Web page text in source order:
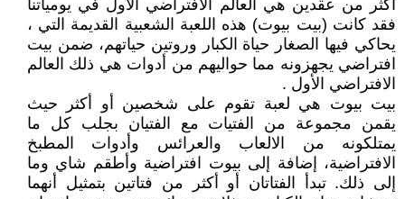
اكثر من عقدين هي العالم الافتراضي الأول في يومياتنا
فقد كانت (بيت بيوت) هذه اللعبة الشعبية القديمة التي ،
يحاكي فيها الصغار حياة الكبار وروتين حياتهم، ضمن بيت
افتراضي يجهزونه مما حواليهم من أدوات هي ذلك العالم
الافتراضي الأول .
بيت بيوت هي لعبة تقوم على شخصين أو أكثر حيث
يقمن مجموعة من الفتيات مع الفتيان بجلب كل ما
يمتلكونه من الالعاب والعرائس وأدوات المطبخ
الافتراضية، إضافة إلى بيوت افتراضية وأطقم شاي وما
إلى ذلك. تبدأ الفتاتان أو أكثر من فتاتين بتمثيل أنهما